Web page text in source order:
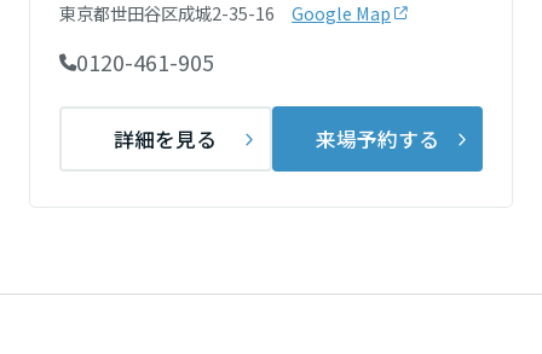
東京都世田谷区成城2-35-16 Google Map
0120-461-905
詳細を見る 来場予約する
新潟県
石川県